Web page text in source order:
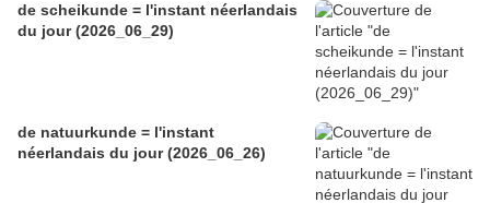
de scheikunde = l'instant néerlandais
du jour (2026_06_29)
de natuurkunde = l'instant
néerlandais du jour (2026_06_26)